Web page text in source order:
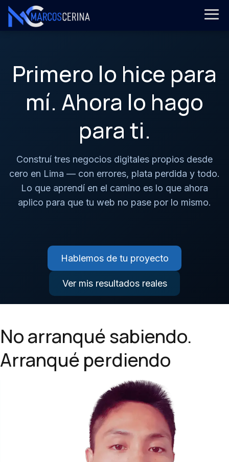
Primero lo hice para
mí. Ahora lo hago
para ti.
Construí tres negocios digitales propios desde
cero en Lima — con errores, plata perdida y todo.
Lo que aprendí en el camino es lo que ahora
aplico para que tu web no pase por lo mismo.
Hablemos de tu proyecto
Ver mis resultados reales
No arranqué sabiendo.
Arranqué perdiendo